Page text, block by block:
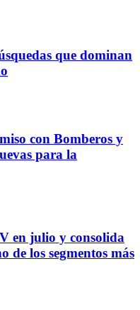
que dominan
con Bomberos y
para la
en julio y consolida
de los segmentos más